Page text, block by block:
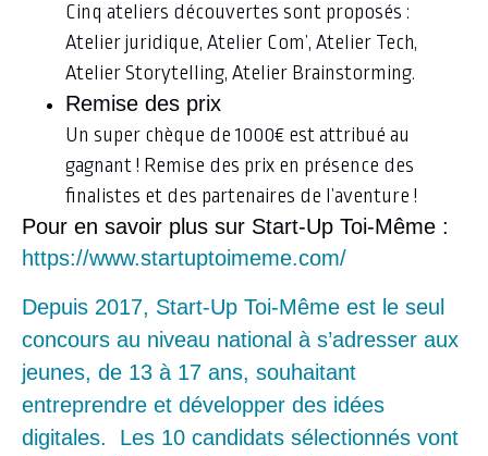
Cinq ateliers découvertes sont proposés :
Atelier juridique, Atelier Com’, Atelier Tech,
Atelier Storytelling, Atelier Brainstorming.
Remise des prix
Un super chèque de 1000€ est attribué au
gagnant ! Remise des prix en présence des
finalistes et des partenaires de l’aventure !
Pour en savoir plus sur Start-Up Toi-Même :
https://www.startuptoimeme.com/
Depuis 2017, Start-Up Toi-Même est le seul
concours au niveau national à s’adresser aux
jeunes, de 13 à 17 ans, souhaitant
entreprendre et développer des idées
digitales. Les 10 candidats sélectionnés vont